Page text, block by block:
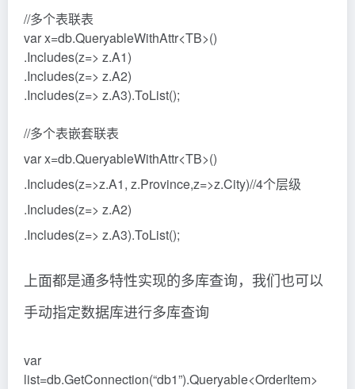
//多个表联表
var x=db.QueryableWithAttr<TB>()
.Includes(z=> z.A1)
.Includes(z=> z.A2)
.Includes(z=> z.A3).ToList();
//多个表嵌套联表
var x=db.QueryableWithAttr<TB>()
.Includes(z=>z.A1, z.Province,z=>z.City)//4个层级
.Includes(z=> z.A2)
.Includes(z=> z.A3).ToList();
上面都是通多特性实现的多库查询，我们也可以
手动指定数据库进行多库查询
var
list=db.GetConnection(“db1”).Queryable<OrderItem>